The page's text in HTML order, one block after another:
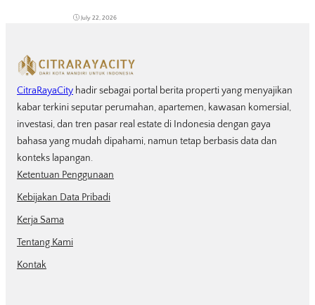
July 22, 2026
CitraRayaCity hadir sebagai portal berita properti yang menyajikan
kabar terkini seputar perumahan, apartemen, kawasan komersial,
investasi, dan tren pasar real estate di Indonesia dengan gaya
bahasa yang mudah dipahami, namun tetap berbasis data dan
konteks lapangan.
Ketentuan Penggunaan
Kebijakan Data Pribadi
Kerja Sama
Tentang Kami
Kontak